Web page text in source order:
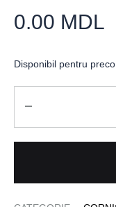
0.00 MDL
Disponibil pentru